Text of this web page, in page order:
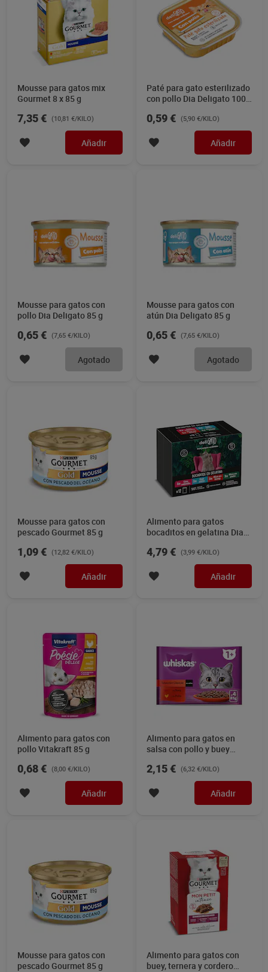
Mousse para gatos mix
Gourmet 8 x 85 g
7,35 € (10,81 €/KILO)
Añadir
Paté para gato esterilizado
con pollo Dia Deligato 100
0,59 € (5,90 €/KILO)
Añadir
Mousse para gatos con
pollo Dia Deligato 85 g
0,65 € (7,65 €/KILO)
Agotado
Mousse para gatos con
atún Dia Deligato 85 g
0,65 € (7,65 €/KILO)
Agotado
Mousse para gatos con
pescado Gourmet 85 g
1,09 € (12,82 €/KILO)
Añadir
Alimento para gatos
bocaditos en gelatina Dia
4,79 € (3,99 €/KILO)
Añadir
Alimento para gatos con
pollo Vitakraft 85 g
0,68 € (8,00 €/KILO)
Añadir
Alimento para gatos en
salsa con pollo y buey
2,15 € (6,32 €/KILO)
Añadir
Mousse para gatos con
pescado Gourmet 85 g
Alimento para gatos con
buey, ternera y cordero